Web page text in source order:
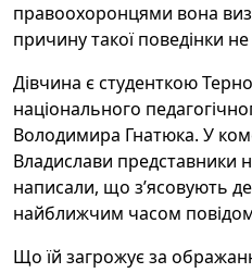
правоохоронцями вона
причину такої поведінки
Дівчина є студенткою
національного
Володимира Гнатюка. У
Владислави представники
написали, що з’ясовують
найближчим часом
Що їй загрожує за